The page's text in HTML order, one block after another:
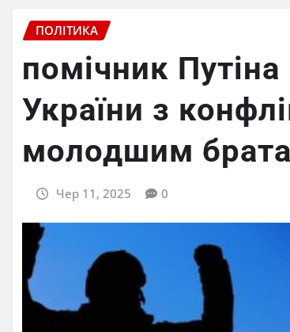
ПОЛІТИКА
помічник
України з
молодшим
Чер 11, 2025 0